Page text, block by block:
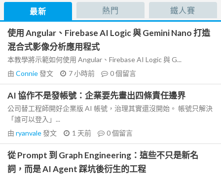
最新 熱門 鐵人賽
使用 Angular、Firebase AI Logic 與 Gemini Nano 打造
混合式影像分析應用程式
本教學將示範如何使用 Angular、Firebase AI Logic 與 G...
由 Connie發文 7 小時前 0個留言
AI 協作不是發帳號：企業要先畫出四條責任邊界
公司替工程師開好企業版 AI 帳號，治理其實還沒開始。 帳號只解決
「誰可以登入」...
由 ryanvale發文 1 天前 0個留言
從 Prompt 到 Graph Engineering：這些不只是新名
詞，而是 AI Agent 踩坑後衍生的工程